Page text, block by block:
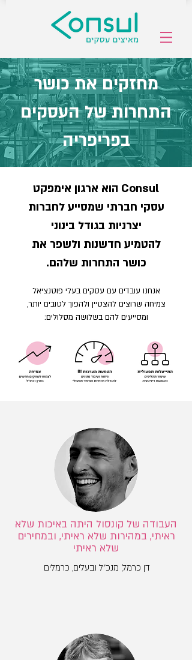
מחזקים את כושר
התחרות של העסקים
בפריפריה
Consul הוא ארגון אימפקט
עסקי חברתי שמסייע לחברות
יצרניות בגודל בינוני
להטמיע חדשנות ולשפר את
כושר התחרות שלהם.
אנחנו עובדים עם עסקים בעלי פוטנציאל
צמיחה שרוצים להצטיין ולהפוך לטובים יותר,
ומסייעים להם בשלושה מסלולים:
העבודה של קונסול היתה באיכות שלא
ראיתי, במהירות שלא ראיתי, ובמחירים
שלא ראיתי
דן כרמל, מנכ"ל ובעלים, כרמלים